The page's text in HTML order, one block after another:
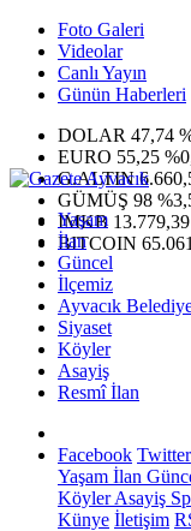
Foto Galeri
Videolar
Canlı Yayın
Günün Haberleri
DOLAR 47,74
EURO 55,25
G.ALTIN
GÜMÜŞ 98
IMKB 13.779,39
BITCOIN 65.061
Yaşam
İlan
Güncel
İlçemiz
Ayvacık
Siyaset
Köyler
Asayiş
Resmî İlan
Facebook Twitter
Yaşam İlan
KöylerAsayiş
Künye İletişim